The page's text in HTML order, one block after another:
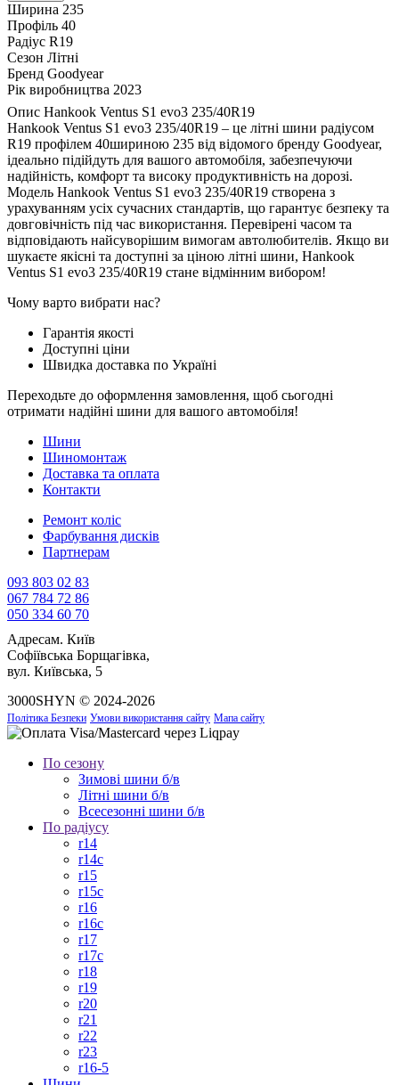
Ширина 235
Профіль 40
Радіус R19
Сезон Літні
Бренд Goodyear
Рік виробництва 2023
Опис Hankook Ventus S1 evo3 235/40R19
Hankook Ventus S1 evo3 235/40R19 – це літні шини радіусом
R19 профілем 40шириною 235 від відомого бренду Goodyear,
ідеально підійдуть для вашого автомобіля, забезпечуючи
надійність, комфорт та високу продуктивність на дорозі.
Модель Hankook Ventus S1 evo3 235/40R19 створена з
урахуванням усіх сучасних стандартів, що гарантує безпеку та
довговічність під час використання. Перевірені часом та
відповідають найсуворішим вимогам автолюбителів. Якщо ви
шукаєте якісні та доступні за ціною літні шини, Hankook
Ventus S1 evo3 235/40R19 стане відмінним вибором!
Чому варто вибрати нас?
Гарантія якості
Доступні ціни
Швидка доставка по Україні
Переходьте до оформлення замовлення, щоб сьогодні
отримати надійні шини для вашого автомобіля!
Шини
Шиномонтаж
Доставка та оплата
Контакти
Ремонт коліс
Фарбування дисків
Партнерам
093 803 02 83
067 784 72 86
050 334 60 70
Адресам. Київ
Софіївська Борщагівка,
вул. Київська, 5
3000SHYN © 2024-2026
Політика Безпеки Умови використання сайту Мапа сайту
По сезону
Зимові шини б/в
Літні шини б/в
Всесезонні шини б/в
По радіусу
r14
r14c
r15
r15c
r16
r16c
r17
r17c
r18
r19
r20
r21
r22
r23
r16-5